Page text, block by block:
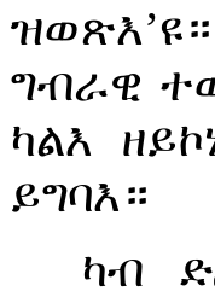
ግብራዊ
ካልእ
ይግባእ።
ካብ